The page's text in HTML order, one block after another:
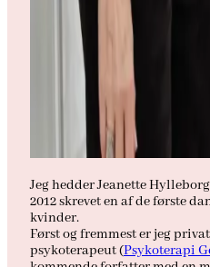
Jeg hedder Jeanette
2012 skrevet en af de første
kvinder.
Først og fremmest er jeg
psykoterapeut (Psykoterapi